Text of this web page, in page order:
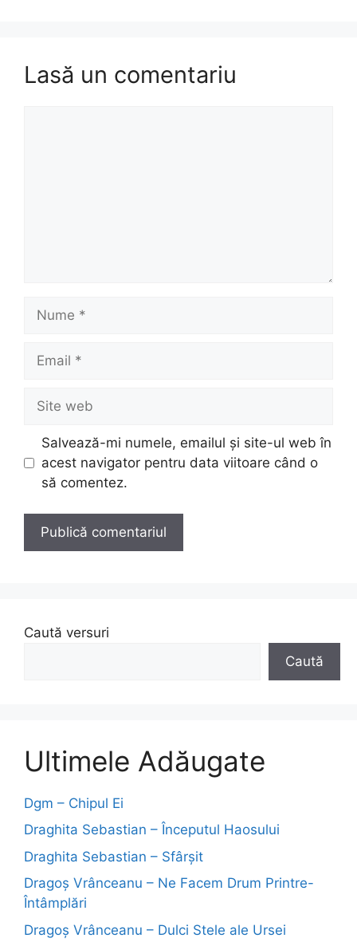
Lasă un comentariu
Nume
Email
Site
web
Salvează-mi numele, emailul și site-ul web în
acest navigator pentru data viitoare când o
să comentez.
Caută versuri
Caută
Ultimele Adăugate
Dgm – Chipul Ei
Draghita Sebastian – Începutul Haosului
Draghita Sebastian – Sfârșit
Dragoş Vrânceanu – Ne Facem Drum Printre-
Întâmplări
Dragoş Vrânceanu – Dulci Stele ale Ursei